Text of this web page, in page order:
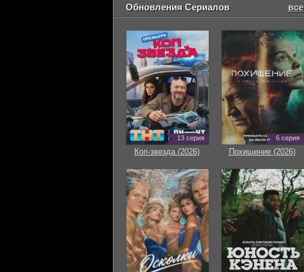
Обновления Сериалов все
13 серия
Коп-звезда (2026)
6 серия
Похищение (2026)